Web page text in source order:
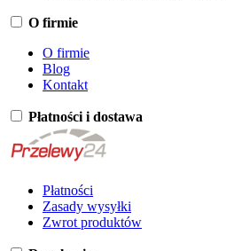
O firmie
O firmie
Blog
Kontakt
Płatności i dostawa
Płatności
Zasady wysyłki
Zwrot produktów